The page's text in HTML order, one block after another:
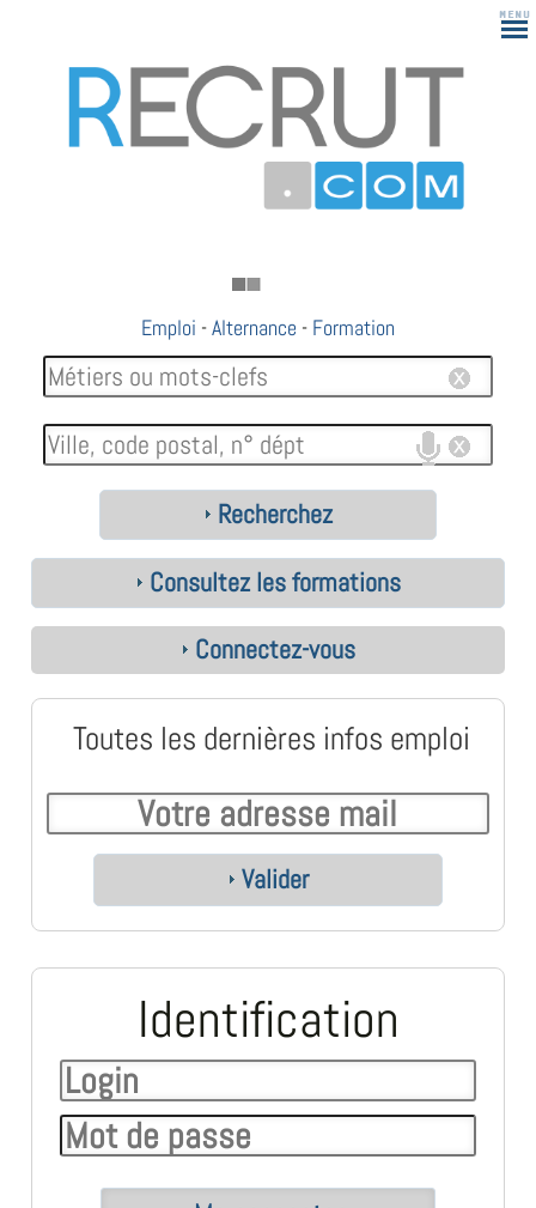
Emploi -Alternance - Formation
Recherchez
Consultez les formations
Connectez-vous
Toutes les dernières infos emploi
Valider
Identification